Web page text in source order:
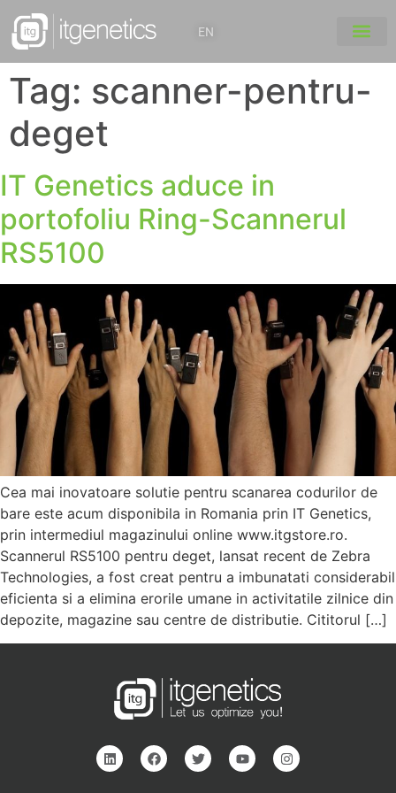
EN
Tag: scanner-pentru-
deget
IT Genetics aduce in
portofoliu Ring-Scannerul
RS5100
Cea mai inovatoare solutie pentru scanarea codurilor de
bare este acum disponibila in Romania prin IT Genetics,
prin intermediul magazinului online www.itgstore.ro.
Scannerul RS5100 pentru deget, lansat recent de Zebra
Technologies, a fost creat pentru a imbunatati considerabil
eficienta si a elimina erorile umane in activitatile zilnice din
depozite, magazine sau centre de distributie. Cititorul […]